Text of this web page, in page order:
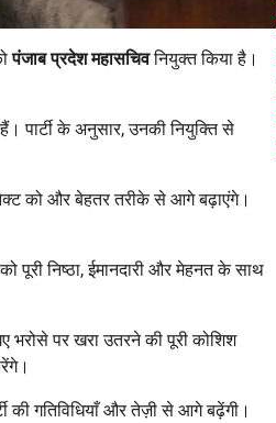
पंजाब प्रदेश महासचिवनियुक्त किया है।
पार्टी के अनुसार, उनकी नियुक्ति से
को और बेहतर तरीके से आगे बढ़ाएंगे।
पूरी निष्ठा, ईमानदारी और मेहनत के साथ
भरोसे पर खरा उतरने की पूरी कोशिश
की गतिविधियाँ और तेज़ी से आगे बढ़ेंगी।